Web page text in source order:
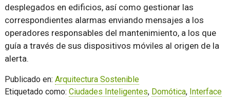
desplegados en edificios, así como gestionar las
correspondientes alarmas enviando mensajes a los
operadores responsables del mantenimiento, a los que
guía a través de sus dispositivos móviles al origen de la
alerta.
Publicado en: Arquitectura Sostenible
Etiquetado como: Ciudades Inteligentes, Domótica, Interface